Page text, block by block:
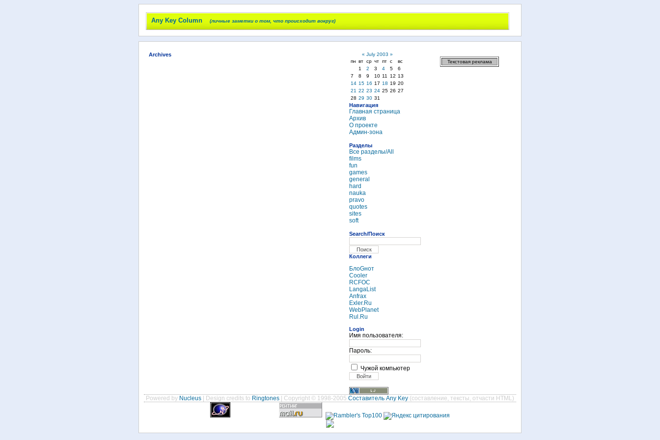
Any Key Column (личные заметки о том, что происходит вокруг)
Archives « July 2003 »
пн вт ср чт пт с
вс
1
2 3 4 5
6
7
8 9 10 11 12 13
14 15 16 17 18 19 20
21 22 23 24 25 26 27
28 29 30 31
Навигация
Главная страница
Архив
О проекте
Админ-зона
Разделы
Все разделы/All
films
fun
games
general
hard
nauka
pravo
quotes
sites
soft
Search/Поиск
Коллеги
БлоGнот
Cooler
RCFOC
LangaList
Anfrax
Exler.Ru
WebPlanet
Rul.Ru
Login
Имя пользователя:
Пароль:
Чужой компьютер
Текстовая реклама
Powered by Nucleus | Design credits to Ringtones | Copyright © 1998-2005 Составитель Any Key (составление, тексты, отчасти HTML)